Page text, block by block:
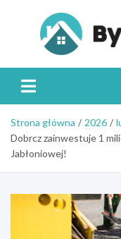
Strona główna 2026
Dobrcz zainwestuje 1
Jabłoniowej!